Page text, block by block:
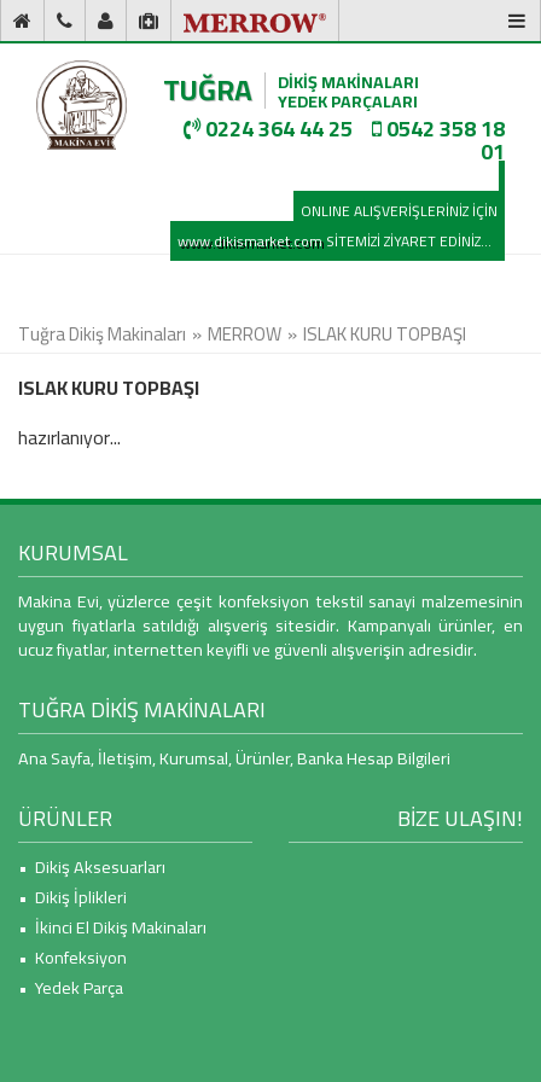
TUĞRA DİKİŞ MAKİNALARI
YEDEK PARÇALARI
0224 364 44 25 0542 358 18
01
ONLINE ALIŞVERİŞLERİNİZ İÇİN
www.dikismarket.comSİTEMİZİ ZİYARET EDİNİZ...
Tuğra Dikiş Makinaları MERROW ISLAK KURU TOPBAŞI
ISLAK KURU TOPBAŞI
hazırlanıyor...
KURUMSAL
Makina Evi, yüzlerce çeşit konfeksiyon tekstil sanayi malzemesinin
uygun fiyatlarla satıldığı alışveriş sitesidir. Kampanyalı ürünler, en
ucuz fiyatlar, internetten keyifli ve güvenli alışverişin adresidir.
TUĞRA DİKİŞ MAKİNALARI
Ana Sayfa,İletişim,Kurumsal,Ürünler,Banka Hesap Bilgileri
ÜRÜNLER
• Dikiş Aksesuarları
• Dikiş İplikleri
• İkinci El Dikiş Makinaları
• Konfeksiyon
• Yedek Parça
BİZE ULAŞIN!